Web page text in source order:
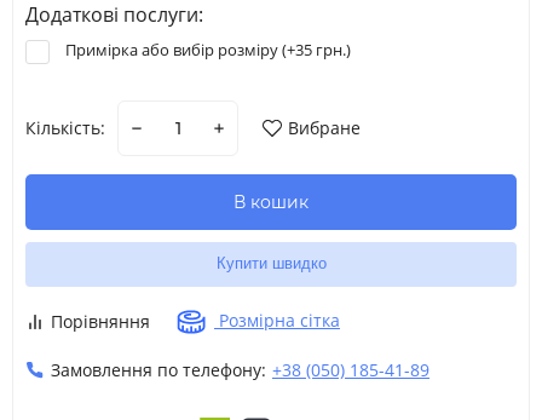
Додаткові послуги:
Примірка або вибір розміру (+35 грн.)
Кількість: Вибране
В кошик
Купити швидко
Порівняння Розмірна сітка
Замовлення по телефону: +38 (050) 185-41-89